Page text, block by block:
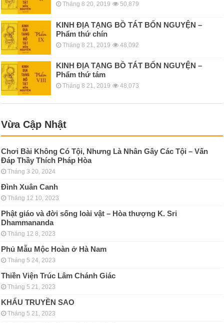
Tháng 8 20, 2019 50,879
KINH ÐỊA TẠNG BỒ TÁT BỔN NGUYỆN –
Phẩm thứ chín
Tháng 8 21, 2019 48,092
KINH ÐỊA TẠNG BỒ TÁT BỔN NGUYỆN –
Phẩm thứ tám
Tháng 8 21, 2019 48,073
Vừa Cập Nhật
Chơi Bài Không Có Tội, Nhưng Là Nhân Gây Các Tội – Vấn
Đáp Thầy Thích Pháp Hòa
Tháng 3 20, 2024
Đình Xuân Canh
Tháng 12 10, 2023
Phật giáo và đời sống loài vật – Hòa thượng K. Sri
Dhammananda
Tháng 12 8, 2023
Phủ Mẫu Mộc Hoàn ở Hà Nam
Tháng 5 24, 2023
Thiền Viện Trúc Lâm Chánh Giác
Tháng 5 21, 2023
KHẨU TRUYỀN SAO
Tháng 5 21, 2023